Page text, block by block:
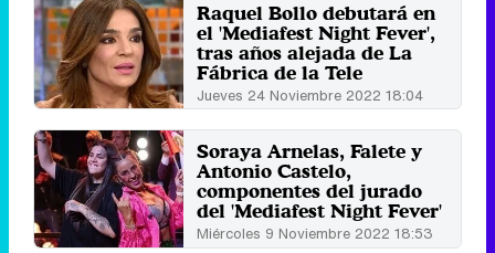
Raquel Bollo debutará en
el 'Mediafest Night Fever',
tras años alejada de La
Fábrica de la Tele
Jueves 24 Noviembre 2022 18:04
Soraya Arnelas, Falete y
Antonio Castelo,
componentes del jurado
del 'Mediafest Night Fever'
Miércoles 9 Noviembre 2022 18:53